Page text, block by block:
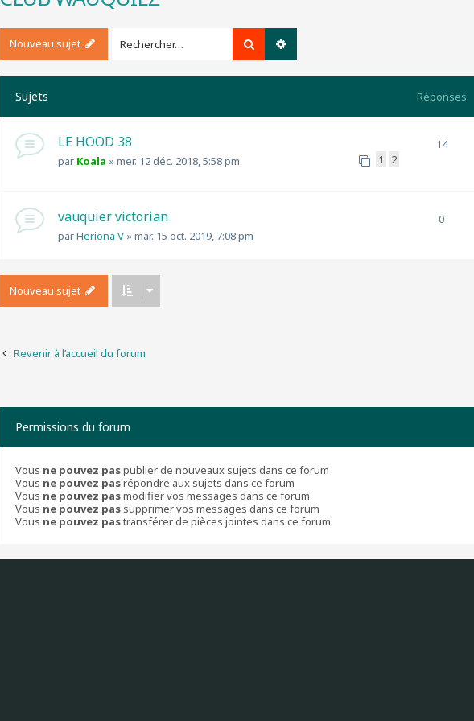
Nouveau sujet Rechercher
Sujets Réponses
LE HOOD 38
par Koala »mer. 12 déc. 2018, 5:58 pm 1 2
14
vauquier victorian
parHeriona V »mar. 15 oct. 2019, 7:08 pm
0
Nouveau sujet
Revenir à l’accueil du forum
Permissions du forum
Vous ne pouvez paspublier de nouveaux sujets dans ce forum
Vous ne pouvez pasrépondre aux sujets dans ce forum
Vous ne pouvez pasmodifier vos messages dans ce forum
Vous ne pouvez pas supprimer vos messages dans ce forum
Vous ne pouvez pastransférer de pièces jointes dans ce forum